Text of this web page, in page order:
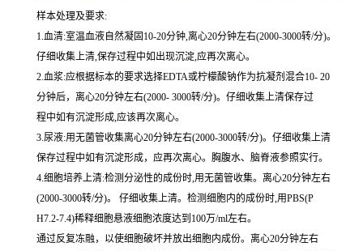
样本处理及要求:
1.血清:室温血液自然凝固10-20分钟,离心20分钟左右(2000-3000转/分)。
仔细收集上清,保存过程中如出现沉淀,应再次离心。
2.血浆:应根据标本的要求选择EDTA或柠檬酸钠作为抗凝剂混合10- 20
分钟后，离心20分钟左右(2000- 3000转/分)。仔细收集上清保存过
程中如有沉淀形成,应该再次离心。
3.尿液:用无菌管收集离心20分钟左右(2000-3000转/分)。仔细收集上清
保存过程中如有沉淀形成，应再次离心。胸腹水、脑脊液参照实行。
4.细胞培养上清:检测分泌性的成份时,用无菌管收集。离心20分钟左右
(2000-3000转/分)。 仔细收集上清。检测细胞内的成份时,用PBS(P
H7.2-7.4)稀释细胞悬液细胞浓度达到100万/ml左右。
通过反复冻融，以使细胞破坏并放出细胞内成份。离心20分钟左右